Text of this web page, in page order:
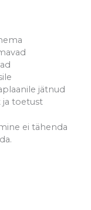
jätnud
ja toetust
ei tähenda